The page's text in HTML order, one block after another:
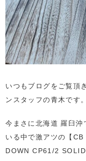
いつもブログをご覧頂
ンスタッフの青木です。
今まさに北海道 羅臼沖
いる中で激アツの【
DOWN CP61/2